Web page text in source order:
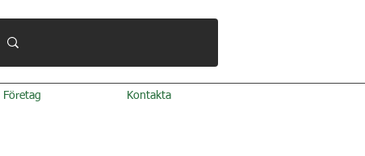
Företag Kontakta